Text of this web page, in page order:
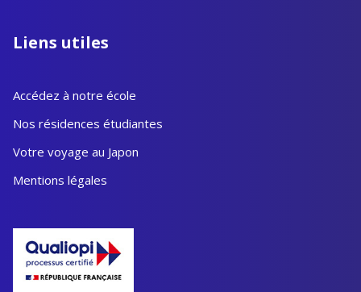
Liens utiles
Accédez à notre école
Nos résidences étudiantes
Votre voyage au Japon
Mentions légales